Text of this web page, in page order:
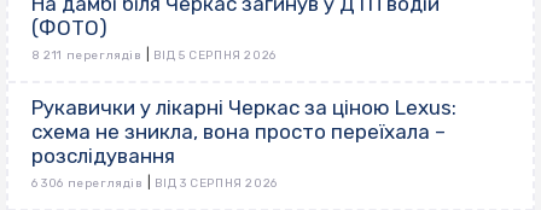
(ФОТО)
8 211 переглядів ВІД 5 СЕРПНЯ 2026
Рукавички у лікарні Черкас за ціною Lexus:
схема не зникла, вона просто переїхала –
розслідування
6 306 переглядів ВІД 3 СЕРПНЯ 2026